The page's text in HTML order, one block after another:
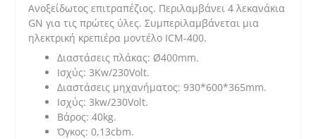
Ανοξείδωτος επιτραπέζιος. Περιλαμβάνει 4 λεκανάκια
GN για τις πρώτες ύλες. Συμπεριλαμβάνεται μια
ηλεκτρική κρεπιέρα μοντέλο ICM-400.
Διαστάσεις πλάκας: Ø400mm.
Ισχύς: 3Kw/230Volt.
Διαστάσεις μηχανήματος: 930*600*365mm.
Ισχύς: 3kw/230Volt.
Βάρος: 40kg.
Όγκος: 0,13cbm.